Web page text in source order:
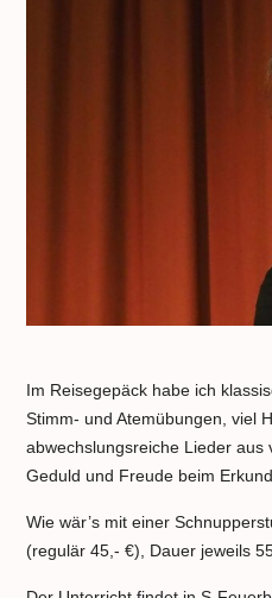
Im Reisegepäck habe ich
Stimm- und Atemübungen, viel
abwechslungsreiche Lieder aus
Geduld und Freude beim
Wie wär’s mit einer
(regulär 45,- €), Dauer jeweils